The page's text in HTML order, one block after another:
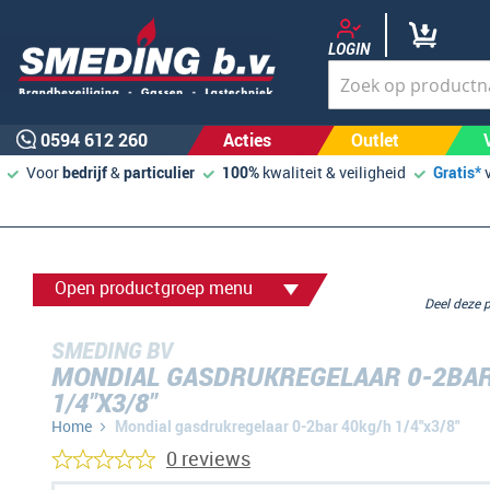
LOGIN
0594 612 260 Acties Outlet
Voorbedrijf&particulier 100% kwaliteit & veiligheid Gratis*
Open productgroep menu
SMEDING BV
MONDIAL GASDRUKREGELAAR 0-
1/4"X3/8"
Home Mondial gasdrukregelaar 0-2bar 40kg/h 1/4"x3/8"
Deel
0 reviews